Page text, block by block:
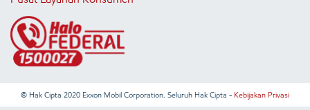
© Hak Cipta 2020 Exxon Mobil Corporation. Seluruh Hak Cipta - Kebijakan Privasi